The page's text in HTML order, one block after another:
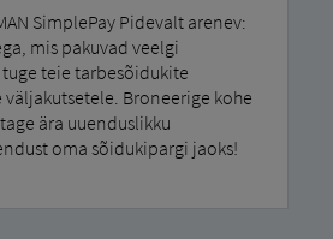
SimplePay Pidevalt arenev:
mis pakuvad veelgi
teie tarbesõidukite
väljakutsetele. Broneerige kohe
ära uuenduslikku
oma sõidukipargi jaoks!